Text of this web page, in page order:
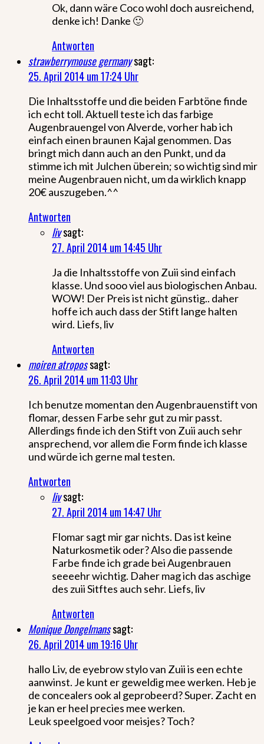
Ok, dann wäre Coco wohl doch ausreichend,
denke ich! Danke 🙂
Antworten
strawberrymouse germanysagt:
25. April 2014 um 17:24 Uhr
Die Inhaltsstoffe und die beiden Farbtöne finde
ich echt toll. Aktuell teste ich das farbige
Augenbrauengel von Alverde, vorher hab ich
einfach einen braunen Kajal genommen. Das
bringt mich dann auch an den Punkt, und da
stimme ich mit Julchen überein; so wichtig sind mir
meine Augenbrauen nicht, um da wirklich knapp
20€ auszugeben.^^
Antworten
livsagt:
27. April 2014 um 14:45 Uhr
Ja die Inhaltsstoffe von Zuii sind einfach
klasse. Und sooo viel aus biologischen Anbau.
WOW! Der Preis ist nicht günstig.. daher
hoffe ich auch dass der Stift lange halten
wird. Liefs, liv
Antworten
moiren atropossagt:
26. April 2014 um 11:03 Uhr
Ich benutze momentan den Augenbrauenstift von
flomar, dessen Farbe sehr gut zu mir passt.
Allerdings finde ich den Stift von Zuii auch sehr
ansprechend, vor allem die Form finde ich klasse
und würde ich gerne mal testen.
Antworten
livsagt:
27. April 2014 um 14:47 Uhr
Flomar sagt mir gar nichts. Das ist keine
Naturkosmetik oder? Also die passende
Farbe finde ich grade bei Augenbrauen
seeeehr wichtig. Daher mag ich das aschige
des zuii Sitftes auch sehr. Liefs, liv
Antworten
Monique Dongelmanssagt:
26. April 2014 um 19:16 Uhr
hallo Liv, de eyebrow stylo van Zuii is een echte
aanwinst. Je kunt er geweldig mee werken. Heb je
de concealers ook al geprobeerd? Super. Zacht en
je kan er heel precies mee werken.
Leuk speelgoed voor meisjes? Toch?